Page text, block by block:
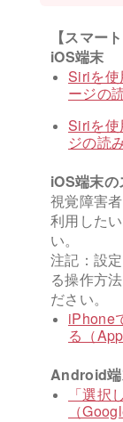
【スマー
iOS端末
Siriを
ージの
Siriを使
ジの読
iOS端末
視覚障害
利用した
い。
注記：設
る操作方
ださい。
iPhone
る（
Android
「選択
（